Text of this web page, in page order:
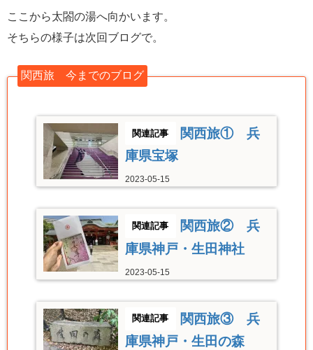
ここから太閤の湯へ向かいます。
そちらの様子は次回ブログで。
関西旅 今までのブログ
関西旅① 兵
庫県宝塚
2023-05-15
関西旅② 兵
庫県神戸・生田神社
2023-05-15
関西旅③ 兵
庫県神戸・生田の森